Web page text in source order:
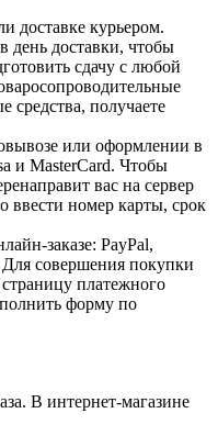
доставке курьером.
день доставки, чтобы
сдачу с любой
средства, получаете
или оформлении в
и MasterCard. Чтобы
вас на сервер
ввести номер карты, срок
заказе: PayPal,
совершения покупки
платежного
форму по
В интернет-магазине